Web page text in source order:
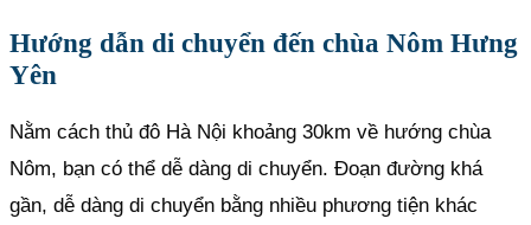
Hướng dẫn di chuyển đến chùa Nôm Hưng
Yên
Nằm cách thủ đô Hà Nội khoảng 30km về hướng chùa
Nôm, bạn có thể dễ dàng di chuyển. Đoạn đường khá
gần, dễ dàng di chuyển bằng nhiều phương tiện khác